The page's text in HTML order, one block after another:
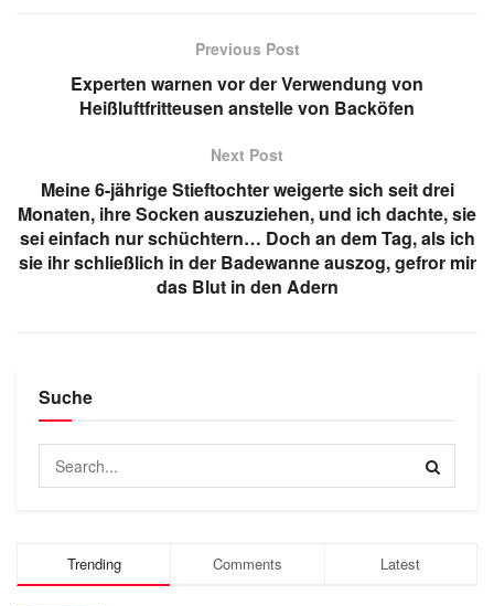
Previous Post
Experten warnen vor der Verwendung von
Heißluftfritteusen anstelle von Backöfen
Next Post
Meine 6-jährige Stieftochter weigerte sich seit drei
Monaten, ihre Socken auszuziehen, und ich dachte, sie
sei einfach nur schüchtern… Doch an dem Tag, als ich
sie ihr schließlich in der Badewanne auszog, gefror mir
das Blut in den Adern
Suche
Trending Comments Latest